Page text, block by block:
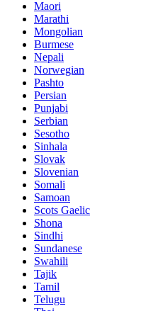
Maori
Marathi
Mongolian
Burmese
Nepali
Norwegian
Pashto
Persian
Punjabi
Serbian
Sesotho
Sinhala
Slovak
Slovenian
Somali
Samoan
Scots Gaelic
Shona
Sindhi
Sundanese
Swahili
Tajik
Tamil
Telugu